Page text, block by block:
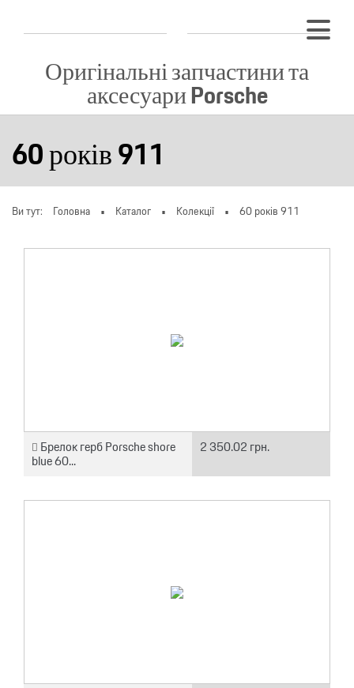
Оригінальні запчастини та
аксесуари Porsche
60 років 911
Ви тут: Головна Каталог Колекції 60 років 911
Брелок герб Porsche shore
blue 60...
2 350.02 грн.